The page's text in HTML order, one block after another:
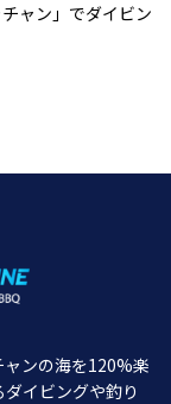
ャン」でダイビン
ンの海を120%楽
イビングや釣り